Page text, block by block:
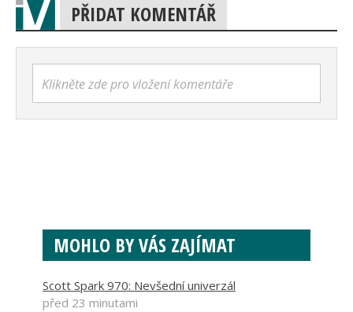
PŘIDAT KOMENTÁŘ
Klikněte zde pro vložení komentáře
MOHLO BY VÁS ZAJÍMAT
Scott Spark 970: Nevšední univerzál
před 23 minutami